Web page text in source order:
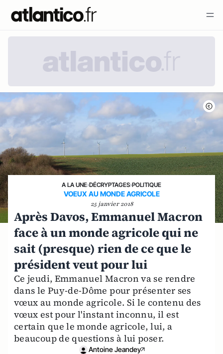
A LA UNE›DÉCRYPTAGES›POLITIQUE
VOEUX AU MONDE AGRICOLE
25 janvier 2018
Après Davos, Emmanuel Macron
face à un monde agricole qui ne
sait (presque) rien de ce que le
président veut pour lui
Ce jeudi, Emmanuel Macron va se rendre
dans le Puy-de-Dôme pour présenter ses
vœux au monde agricole. Si le contenu des
vœux est pour l'instant inconnu, il est
certain que le monde agricole, lui, a
beaucoup de questions à lui poser.
Antoine Jeandey